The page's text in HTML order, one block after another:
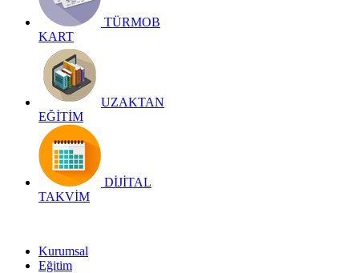
TÜRMOB
KART
UZAKTAN
EĞİTİM
DİJİTAL
TAKVİM
Kurumsal
Eğitim